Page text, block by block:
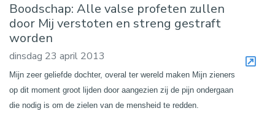
Boodschap: Alle valse profeten zullen
door Mij verstoten en streng gestraft
worden
dinsdag 23 april 2013
Mijn zeer geliefde dochter, overal ter wereld maken Mijn zieners
op dit moment groot lijden door aangezien zij de pijn ondergaan
die nodig is om de zielen van de mensheid te redden.